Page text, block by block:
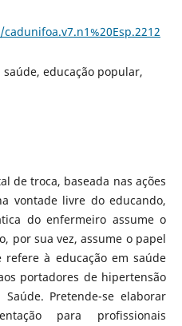
saúde, educação popular,
de troca, baseada nas ações
vontade livre do educando,
do enfermeiro assume o
por sua vez, assume o papel
refere à educação em saúde
portadores de hipertensão
Pretende-se elaborar
para profissionais